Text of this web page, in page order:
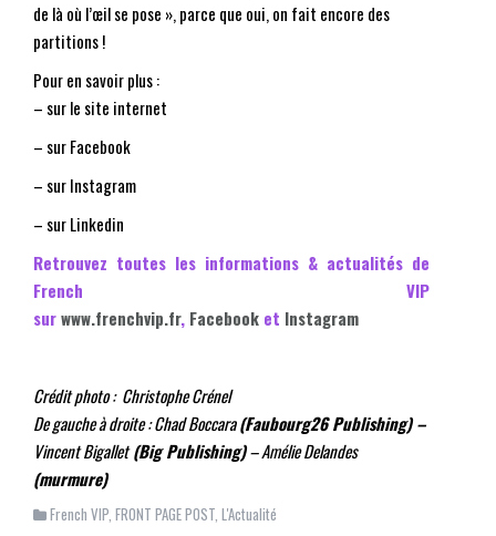
de là où l’œil se pose », parce que oui, on fait encore des
partitions !
Pour en savoir plus :
– sur le site internet
– surFacebook
– surInstagram
– surLinkedin
Retrouvez toutes les informations & actualités de
French VIP
surwww.frenchvip.fr, Facebook et Instagram
Crédit photo : Christophe Crénel
De gauche à droite : Chad Boccara(Faubourg26 Publishing) –
Vincent Bigallet(Big Publishing)– Amélie Delandes
(murmure)
French VIP, FRONT PAGE POST, L'Actualité